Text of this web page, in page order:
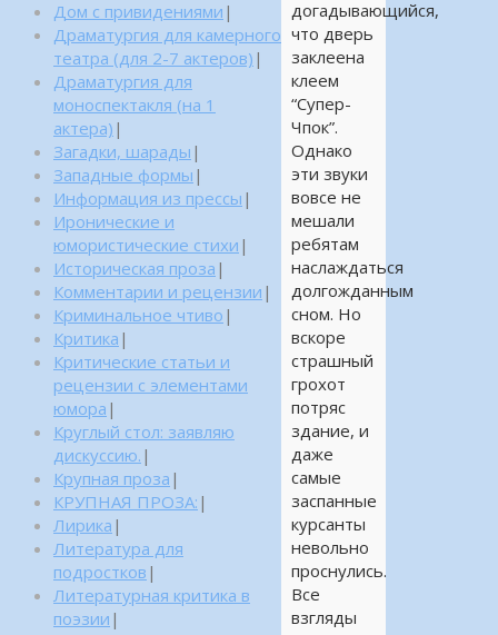
догадывающийся,
что дверь
заклеена
клеем
“Супер-
Чпок”.
Однако
эти звуки
вовсе не
мешали
ребятам
наслаждаться
долгожданным
сном. Но
вскоре
страшный
грохот
потряс
здание, и
даже
самые
заспанные
курсанты
невольно
проснулись.
Все
взгляды
Дом с привидениями |
Драматургия для камерного
театра (для 2-7 актеров) |
Драматургия для
моноспектакля (на 1
актера) |
Загадки, шарады |
Западные формы |
Информация из прессы |
Иронические и
юмористические стихи |
Историческая проза |
Комментарии и рецензии |
Криминальное чтиво |
Критика |
Критические статьи и
рецензии с элементами
юмора |
Круглый стол: заявляю
дискуссию. |
Крупная проза |
КРУПНАЯ ПРОЗА: |
Лирика |
Литература для
подростков |
Литературная критика в
поэзии |